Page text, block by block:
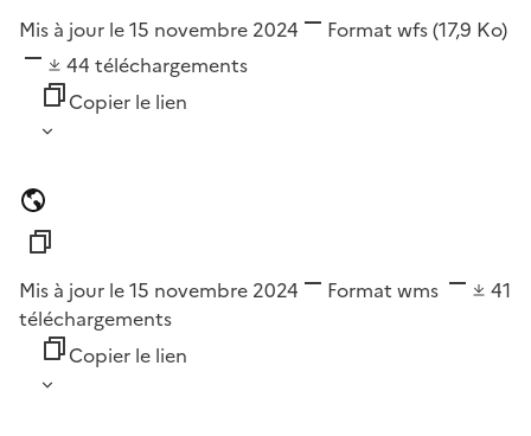
Mis à jour le 15 novembre 2024 Format wfs(17,9 Ko)
44 téléchargements
Copier le lien
Mis à jour le 15 novembre 2024 Format wms
41
téléchargements
Copier le lien